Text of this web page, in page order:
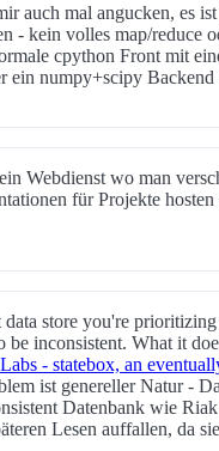
auch mal angucken, es
- kein volles map/reduce
cpython Front mit
ein numpy+scipy
Webdienst wo man
für Projekte
store you're
be inconsistent. What it
- statebox, an
ist genereller Natur -
Datenbank wie
Lesen auffallen, da